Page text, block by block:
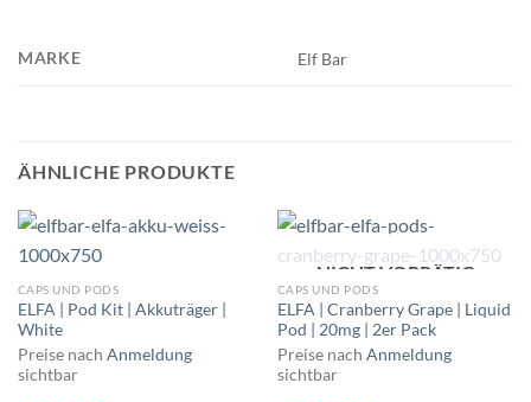
MARKE Elf Bar
ÄHNLICHE PRODUKTE
CAPS UND PODS
ELFA | Pod Kit | Akkuträger |
White
Preise nach Anmeldung
sichtbar
NICHT VORRÄTIG
CAPS UND PODS
ELFA | Cranberry Grape | Liquid
Pod | 20mg | 2er Pack
Preise nach Anmeldung
sichtbar